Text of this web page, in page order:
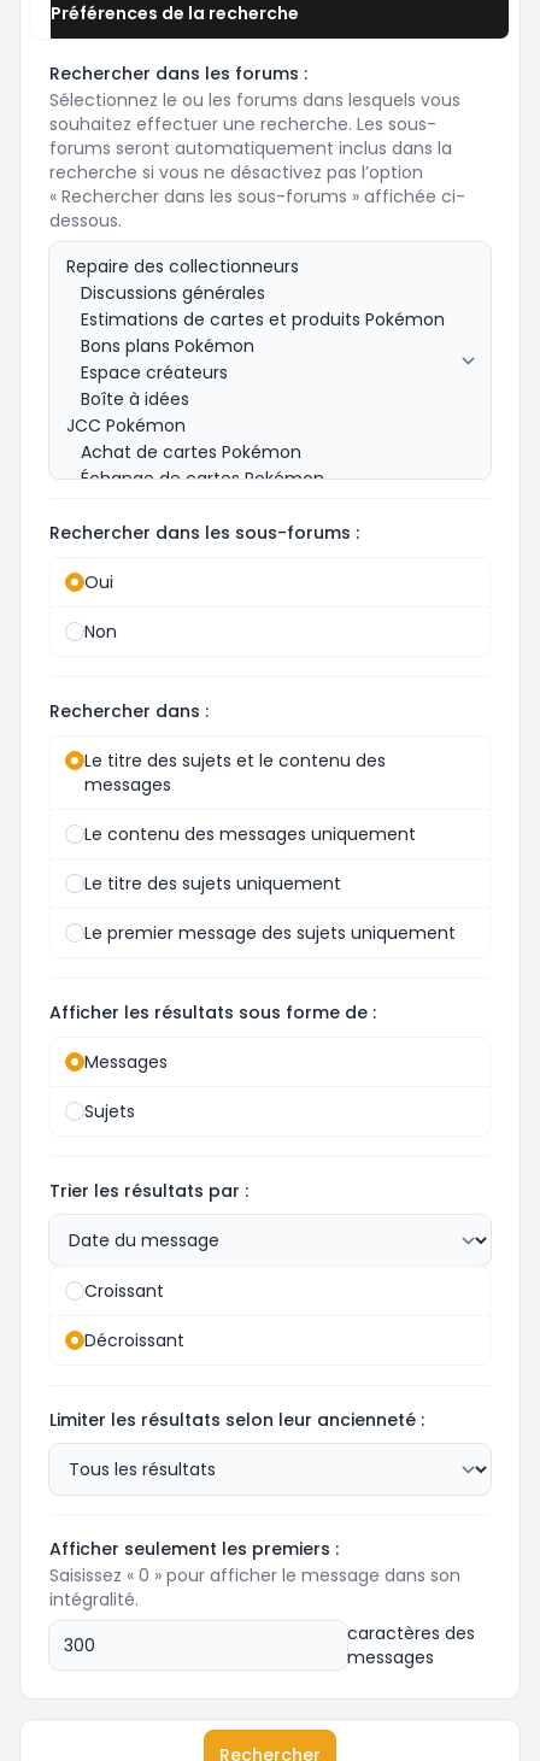
Préférences de la recherche
Rechercher dans les forums :
Sélectionnez le ou les forums dans lesquels vous
souhaitez effectuer une recherche. Les sous-
forums seront automatiquement inclus dans la
recherche si vous ne désactivez pas l’option
« Rechercher dans les sous-forums » affichée ci-
dessous.
Rechercher dans les sous-forums :
Oui
Non
Rechercher dans :
Le titre des sujets et le contenu des
messages
Le contenu des messages uniquement
Le titre des sujets uniquement
Le premier message des sujets uniquement
Afficher les résultats sous forme de :
Messages
Sujets
Trier les résultats par :
Croissant
Décroissant
Limiter les résultats selon leur ancienneté :
Afficher seulement les premiers :
Saisissez « 0 » pour afficher le message dans son
intégralité.
caractères des
messages
Rechercher